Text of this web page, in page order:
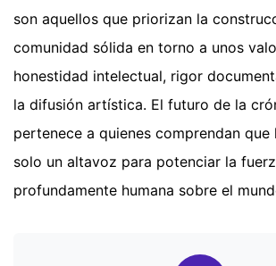
son aquellos que priorizan la
comunidad sólida en torno a unos
honestidad intelectual, rigor
la difusión artística. El futuro de la
pertenece a quienes comprendan
solo un altavoz para potenciar la
profundamente humana sobre el